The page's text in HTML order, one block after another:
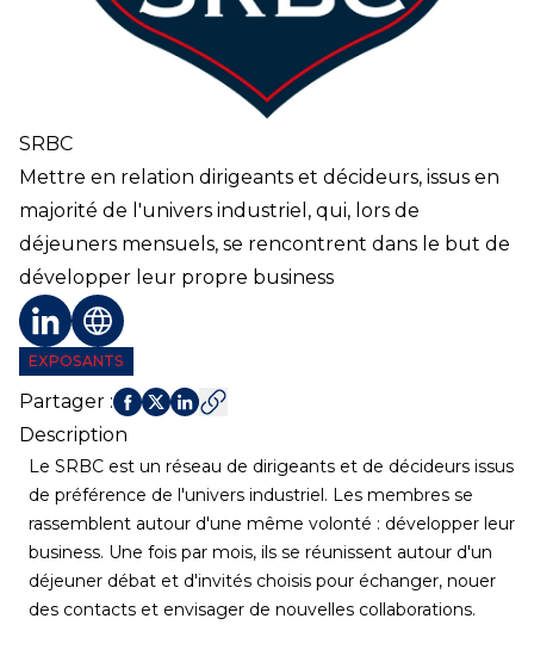
SRBC
Mettre en relation dirigeants et décideurs, issus en
majorité de l'univers industriel, qui, lors de
déjeuners mensuels, se rencontrent dans le but de
développer leur propre business
Profil LinkedIn
Site web
EXPOSANTS
Partager :
Description
Le SRBC est un réseau de dirigeants et de décideurs issus
de préférence de l'univers industriel. Les membres se
rassemblent autour d'une même volonté : développer leur
business. Une fois par mois, ils se réunissent autour d'un
déjeuner débat et d'invités choisis pour échanger, nouer
des contacts et envisager de nouvelles collaborations.